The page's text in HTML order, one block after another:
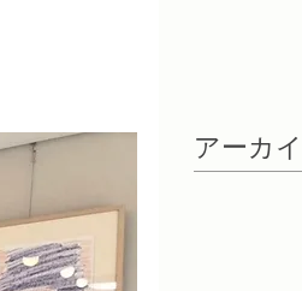
アーカ